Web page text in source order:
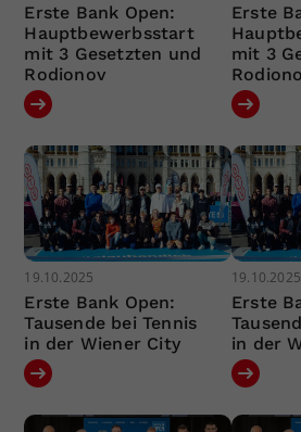
Erste Bank Open:
Hauptbewerbsstart
mit 3 Gesetzten und
Rodionov
Erste
mit 3
19.10.2025
Erste Bank Open:
Tausende bei Tennis
in der Wiener City
19.10.2025
Erste
in der